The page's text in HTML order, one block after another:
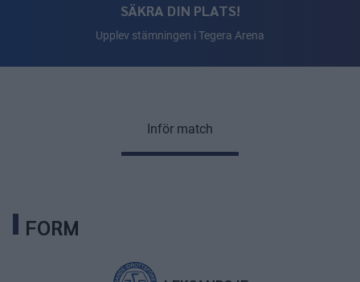
SÄKRA DIN PLATS!
Upplev stämningen i Tegera Arena
Inför match
FORM